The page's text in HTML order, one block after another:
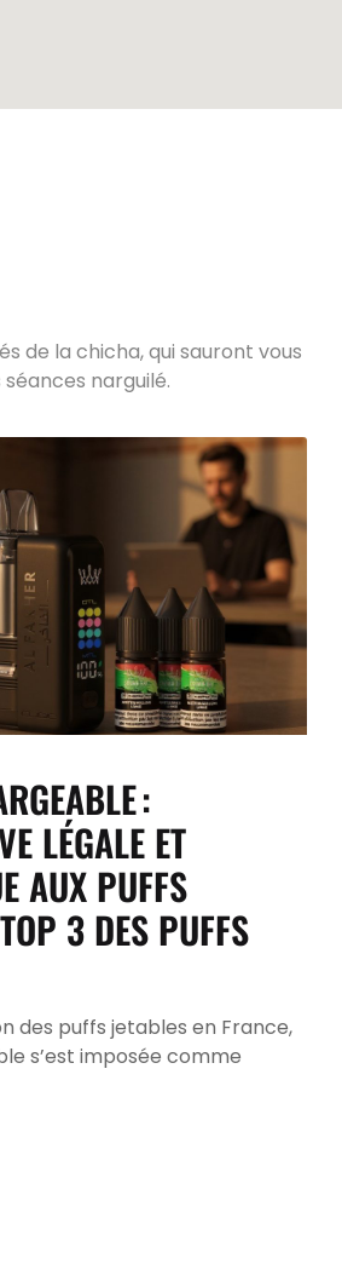
de la chicha, qui sauront vous
narguilé.
:
LÉGALE ET
AUX PUFFS
3 DES PUFFS
des puffs jetables en France,
s’est imposée comme